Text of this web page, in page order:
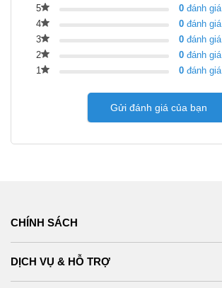
5 0 đánh giá
4
0 đánh giá
3
0 đánh giá
2
0 đánh giá
1
0 đánh giá
Gửi đánh giá của bạn
CHÍNH SÁCH
DỊCH VỤ & HỖ TRỢ